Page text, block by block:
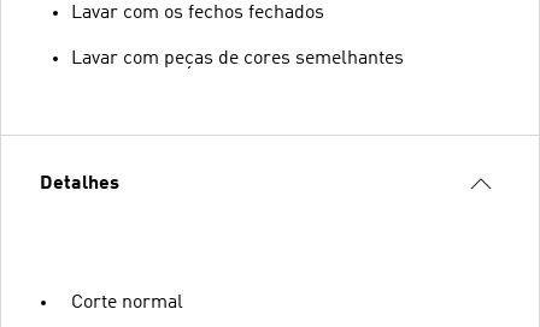
Lavar com os fechos fechados
Lavar com peças de cores semelhantes
Detalhes
Corte normal